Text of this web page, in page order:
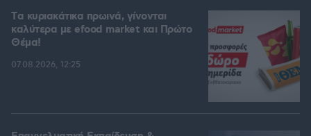
Tα κυριακάτικα πρωινά, γίνονται
καλύτερα με efood market και Πρώτο
Θέμα!
07.08.2026, 12:25